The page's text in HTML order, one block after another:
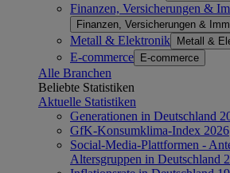
Finanzen, Versicherungen &
Finanzen, Versicherungen &
Metall & Elektronik Metall &
E-commerce E-commerce
Alle Branchen
Beliebte Statistiken
Aktuelle Statistiken
Generationen in Deutschland
GfK-Konsumklima-Index 2026
Social-Media-Plattformen -
Altersgruppen in Deutschland